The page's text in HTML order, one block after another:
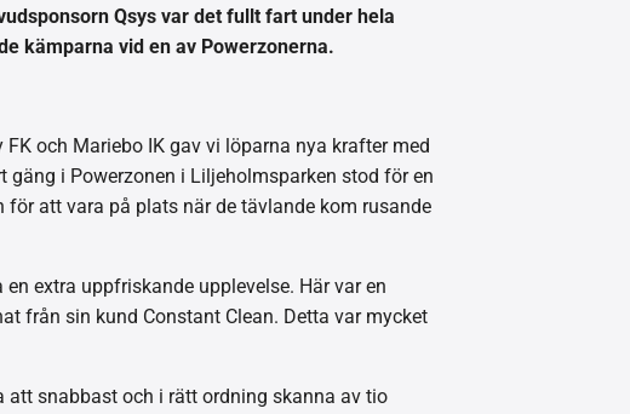
Qsys var det fullt fart under hela
kämparna vid en av Powerzonerna.
och Mariebo IK gav vi löparna nya krafter med
gäng i Powerzonen i Liljeholmsparken stod för en
att vara på plats när de tävlande kom rusande
extra uppfriskande upplevelse. Här var en
från sin kund Constant Clean. Detta var mycket
att snabbast och i rätt ordning skanna av tio